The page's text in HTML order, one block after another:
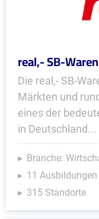
real,- SB-
Die real,- SB-
Märkten und
eines der
in Deutschland...
Branche:
11 Ausbildungen
315 Standorte